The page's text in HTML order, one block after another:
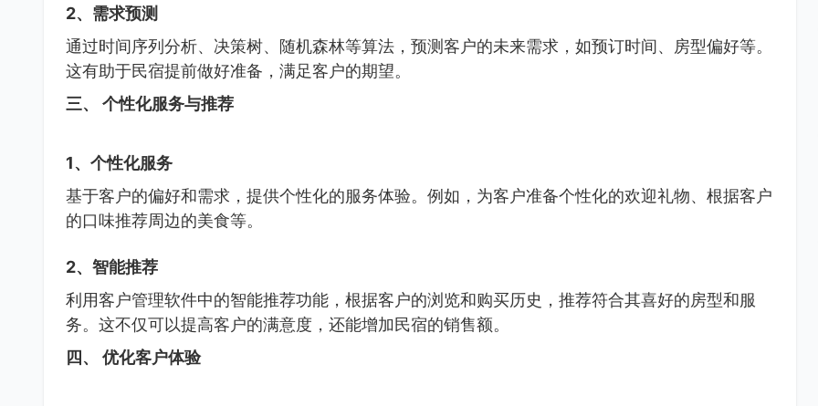
2、需求预测
通过时间序列分析、决策树、随机森林等算法，预测客户的未来需求，如预订时间、房型偏好等。
这有助于民宿提前做好准备，满足客户的期望。
三、 个性化服务与推荐
1、个性化服务
基于客户的偏好和需求，提供个性化的服务体验。例如，为客户准备个性化的欢迎礼物、根据客户
的口味推荐周边的美食等。
2、智能推荐
利用客户管理软件中的智能推荐功能，根据客户的浏览和购买历史，推荐符合其喜好的房型和服
务。这不仅可以提高客户的满意度，还能增加民宿的销售额。
四、 优化客户体验